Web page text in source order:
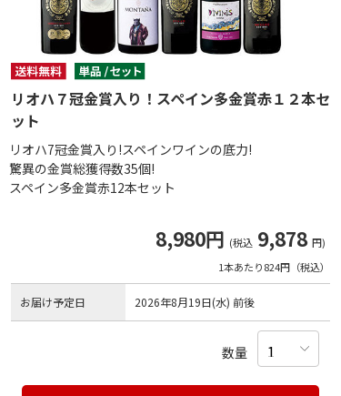
リオハ７冠金賞入り！スペイン多金賞赤１２本セ
ット
リオハ7冠金賞入り!スペインワインの底力!
驚異の金賞総獲得数35個!
スペイン多金賞赤12本セット
8,980円 (税込 9,878 円)
1本あたり824円（税込）
お届け予定日 2026年8月19日(水) 前後
数量